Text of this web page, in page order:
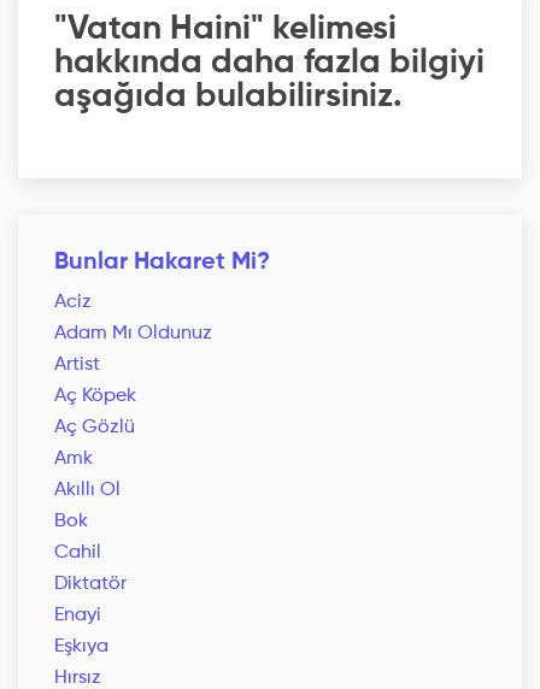
"Vatan Haini" kelimesi
hakkında daha fazla bilgiyi
aşağıda bulabilirsiniz.
Bunlar Hakaret Mi?
Aciz
Adam Mı Oldunuz
Artist
Aç Köpek
Aç Gözlü
Amk
Akıllı Ol
Bok
Cahil
Diktatör
Enayi
Eşkıya
Hırsız